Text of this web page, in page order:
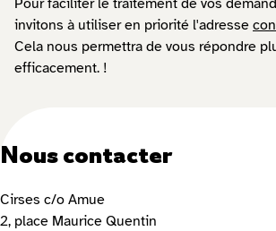
invitons à utiliser en priorité l'adresse
Cela nous permettra de vous répondre
efficacement. !
Nous contacter
Cirses c/o Amue
2, place Maurice Quentin